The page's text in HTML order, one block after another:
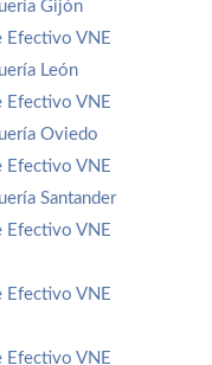
Gijón
Efectivo VNE
León
Efectivo VNE
Oviedo
Efectivo VNE
Santander
Efectivo VNE
Efectivo VNE
Efectivo VNE